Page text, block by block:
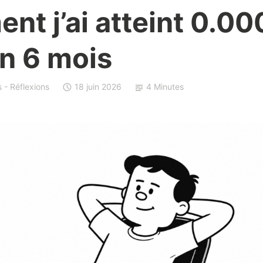
j’ai atteint
6 mois
- Réflexions 18 juin 2026 4 Minutes